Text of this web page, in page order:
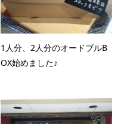
1人分、2人分のオードブルB
OX始めました♪